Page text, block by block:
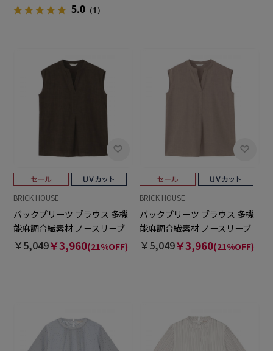
5.0（1）
BRICK HOUSE
バックプリーツ ブラウス 多機
能麻調合繊素材 ノースリーブ
セットアップ可能 レディース
￥5,049￥3,960(21%OFF)
BRICK HOUSE
バックプリーツ ブラウス 多機
能麻調合繊素材 ノースリーブ
セットアップ可能 レディース
￥5,049￥3,960(21%OFF)